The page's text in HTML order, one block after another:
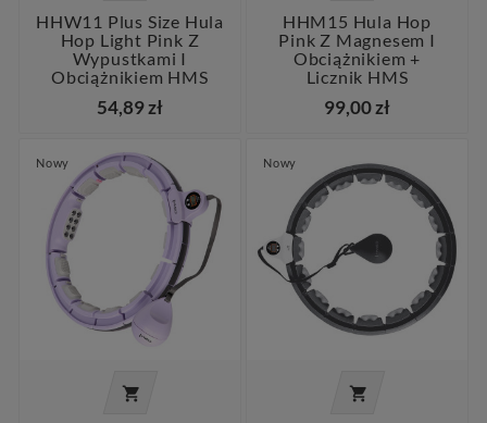
HHW11 Plus Size Hula
Hop Light Pink Z
Wypustkami I
Obciążnikiem HMS
54,89 zł
HHM15 Hula Hop
Pink Z Magnesem I
Obciążnikiem +
Licznik HMS
99,00 zł
Nowy

Nowy
